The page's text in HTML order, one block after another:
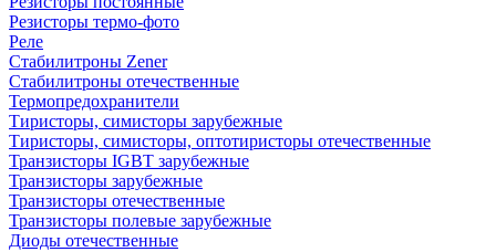
Резисторы термо-фото
Реле
Стабилитроны Zener
Стабилитроны отечественные
Термопредохранители
Тиристоры, симисторы зарубежные
Тиристоры, симисторы, оптотиристоры отечественные
Транзисторы IGBT зарубежные
Транзисторы зарубежные
Транзисторы отечественные
Транзисторы полевые зарубежные
Диоды отечественные